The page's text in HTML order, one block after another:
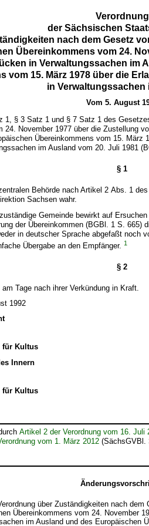
Verordnung
der Sächsischen
nach dem Gesetz
Übereinkommens vom 24.
in Verwaltungssachen im
vom 15. März 1978 über die
in Verwaltungssachen
Vom 5. August
1, § 3 Satz 1 und § 7 Satz 1 des
24. November 1977 über die Zustellung
Übereinkommens vom 15. März
im Ausland vom 20. Juli 1981
§ 1
Behörde nach Artikel 2 Abs. 1
Sachsen wahr.
Gemeinde bewirkt auf
der Übereinkommen (BGBl. 1 S. 665)
in deutscher Sprache abgefaßt noch
Übergabe an den Empfänger.1
§ 2
Tage nach ihrer Verkündung in Kraft.
1992
für Kultus
Innern
für Kultus
Artikel 2 der Verordnung vom 16. Juli
vom 1. März 2012 (SächsGVBl.
über Zuständigkeiten nach
Übereinkommens vom 24. November
im Ausland und des Europäischen